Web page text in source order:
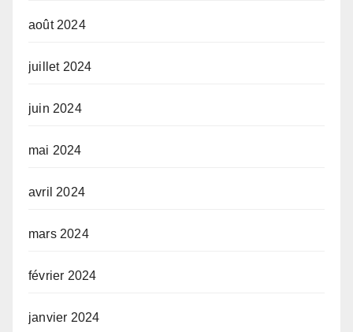
août 2024
juillet 2024
juin 2024
mai 2024
avril 2024
mars 2024
février 2024
janvier 2024